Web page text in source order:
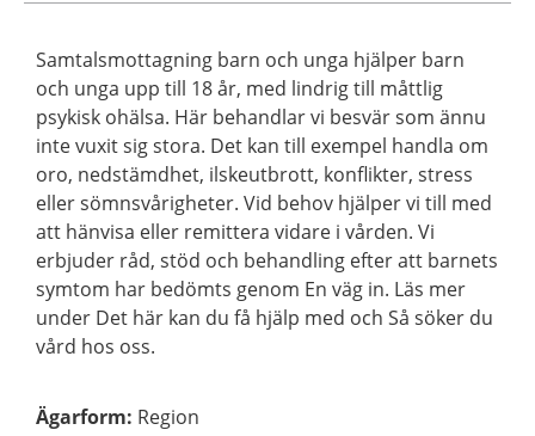
Samtalsmottagning barn och unga hjälper barn
och unga upp till 18 år, med lindrig till måttlig
psykisk ohälsa. Här behandlar vi besvär som ännu
inte vuxit sig stora. Det kan till exempel handla om
oro, nedstämdhet, ilskeutbrott, konflikter, stress
eller sömnsvårigheter. Vid behov hjälper vi till med
att hänvisa eller remittera vidare i vården. Vi
erbjuder råd, stöd och behandling efter att barnets
symtom har bedömts genom En väg in. Läs mer
under Det här kan du få hjälp med och Så söker du
vård hos oss.
Ägarform: Region